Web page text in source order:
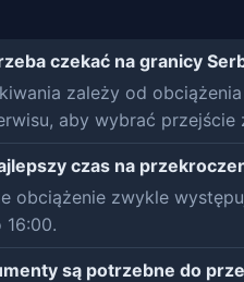
czekać na granicy
zależy od
aby wybrać przejście
czas na
obciążenie zwykle
16:00.
są potrzebne do